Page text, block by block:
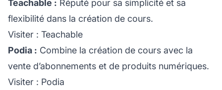
Teachable : Réputé pour sa simplicité et sa
flexibilité dans la création de cours.
Visiter : Teachable
Podia : Combine la création de cours avec la
vente d’abonnements et de produits numériques.
Visiter : Podia